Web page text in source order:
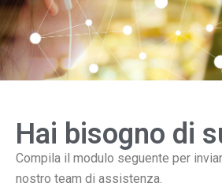
Hai bisogno di
Compila il modulo seguente per
nostro team di assistenza.